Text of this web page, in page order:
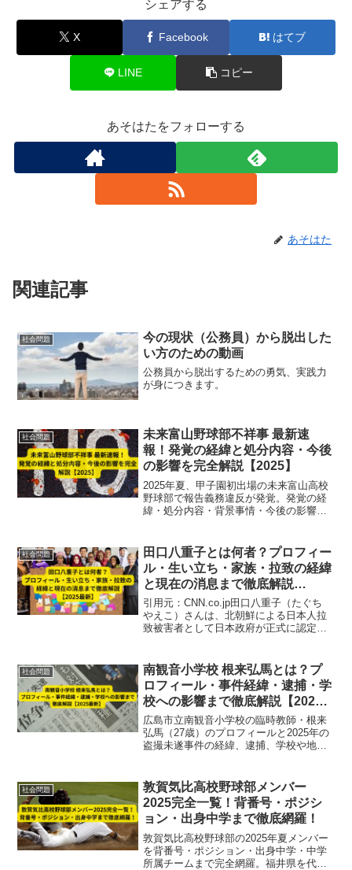
シェアする
X Facebook はてブ
LINE コピー
あそはたをフォローする
あそはた
関連記事
社会問題
今の現状（公務員）から脱出した
い方のための動画
公務員から脱出するための勇気、実践力
が身につきます。
社会問題
未来富山野球部不祥事 最新速
報！発覚の経緯と処分内容・今後
の影響を完全解説【2025】
2025年夏、甲子園初出場の未来富山高校
野球部で報告義務違反が発覚。発覚の経
緯・処分内容・背景事情・今後の影響を
社会問題
田口八重子とは何者？プロフィー
ル・生い立ち・家族・拉致の経緯
と現在の消息まで徹底解説
【2025最新】
引用元：CNN.co.jp田口八重子（たぐち
やえこ）さんは、北朝鮮による日本人拉
致被害者として日本政府が正式に認定し
ままですが、家族や支援団体による救出
活動が今な...
社会問題
南観音小学校 根来弘馬とは？プ
ロフィール・事件経緯・逮捕・学
校への影響まで徹底解説【2025
最新】
広島市立南観音小学校の臨時教師・根来
弘馬（27歳）のプロフィールと2025年の
盗撮未遂事件の経緯、逮捕、学校や地域
ガイド。
社会問題
敦賀気比高校野球部メンバー
2025完全一覧！背番号・ポジシ
ョン・出身中学まで徹底網羅！
敦賀気比高校野球部の2025年夏メンバー
を背番号・ポジション・出身中学・中学
所属チームまで完全網羅。福井県を代表